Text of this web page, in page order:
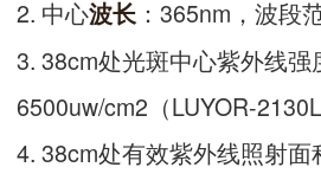
2. 中心波长 ：365nm，波段
3. 38cm处光斑中心紫外线强
6500uw/cm2（LUYOR-
4. 38cm处有效紫外线照射面